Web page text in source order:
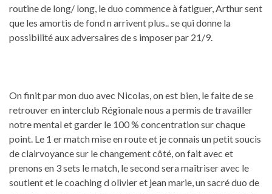
routine de long/ long, le duo commence à fatiguer, Arthur sent
que les amortis de fond n arrivent plus.. se qui donne la
possibilité aux adversaires de s imposer par 21/9.
On finit par mon duo avec Nicolas, on est bien, le faite de se
retrouver en interclub Régionale nous a permis de travailler
notre mental et garder le 100 % concentration sur chaque
point. Le 1 er match mise en route et je connais un petit soucis
de clairvoyance sur le changement côté, on fait avec et
prenons en 3 sets le match, le second sera maîtriser avec le
soutient et le coaching d olivier et jean marie, un sacré duo de